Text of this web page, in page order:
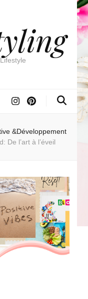
&Développement
De l’art à l’éveil